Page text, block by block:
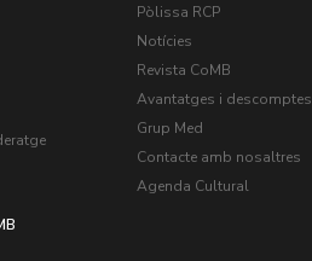
Pòlissa RCP
Notícies
Revista CoMB
Avantatges i descomptes
Grup Med
Contacte amb nosaltres
Agenda Cultural